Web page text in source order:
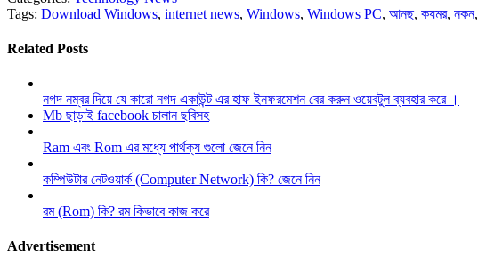
Tags: Download Windows, internet news, Windows, Windows PC, আনছ, কযমর, নকন,
Related Posts
নগদ নম্বর দিয়ে যে কারো নগদ একাউন্ট এর হাফ ইনফরমেশন বের করুন ওয়েবটুল ব্যবহার করে ।
Mb ছাড়াই facebook চালান ছবিসহ
Ram এবং Rom এর মধ্যে পার্থক্য গুলো জেনে নিন
কম্পিউটার নেটওয়ার্ক (Computer Network) কি? জেনে নিন
রম (Rom) কি? রম কিভাবে কাজ করে
Advertisement